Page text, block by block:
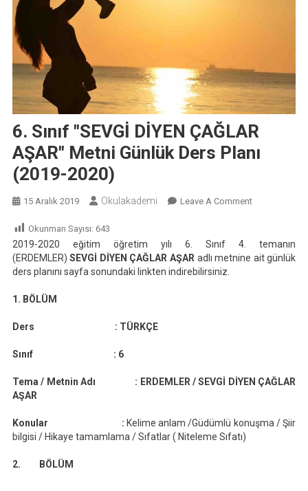
6. Sınıf "SEVGİ DİYEN ÇAĞLAR
AŞAR" Metni Günlük Ders Planı
(2019-2020)
15 Aralık 2019 Okulakademi Leave A CommentOn
"SEVGİ
DİYEN
(2019-
2020)
Okunman Sayısı: 643
2019-2020 eğitim öğretim yılı 6. Sınıf 4. temanın
(ERDEMLER)SEVGİ DİYEN ÇAĞLAR AŞAR adlı metnine ait günlük
ders planını sayfa sonundaki linkten indirebilirsiniz.
1. BÖLÜM
Ders : TÜRKÇE
Sınıf : 6
Tema / Metnin Adı : ERDEMLER / SEVGİ DİYEN ÇAĞLAR
AŞAR
Konular : Kelime anlam /Güdümlü konuşma / Şiir
bilgisi / Hikaye tamamlama / Sıfatlar ( Niteleme Sıfatı)
2. BÖLÜM